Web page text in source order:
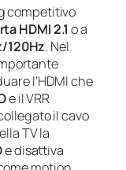
competitivo
HDMI 2.1 o a
120Hz. Nel
l’HDMI che
e il VRR
il cavo
TV la
e disattiva